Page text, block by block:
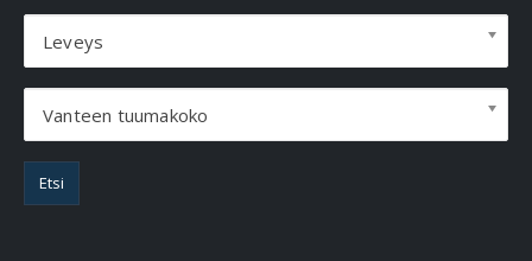
Leveys
Vanteen tuumakoko
Etsi